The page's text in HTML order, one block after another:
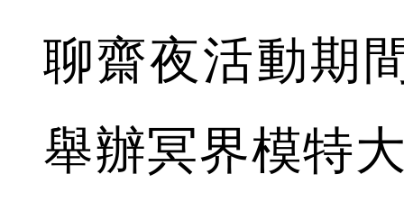
聊齋夜活動期
舉辦冥界模特